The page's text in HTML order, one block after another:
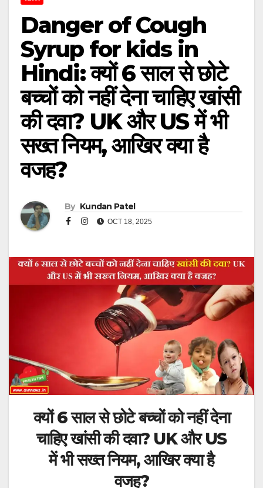
Danger of Cough
Syrup for kids in
Hindi: क्यों 6 साल से छोटे
बच्चों को नहीं देना चाहिए खांसी
की दवा? UK और US में भी
सख्त नियम, आखिर क्या है
वजह?
By Kundan Patel
OCT 18, 2025
क्यों 6 साल से छोटे बच्चों को नहीं देना
चाहिए खांसी की दवा? UK और US
में भी सख्त नियम, आखिर क्या है
वजह?